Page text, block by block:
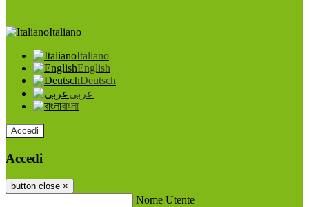
Italiano
Italiano
English
Deutsch
عربى
বাংলা
Accedi
Accedi
button close ×
Nome Utente